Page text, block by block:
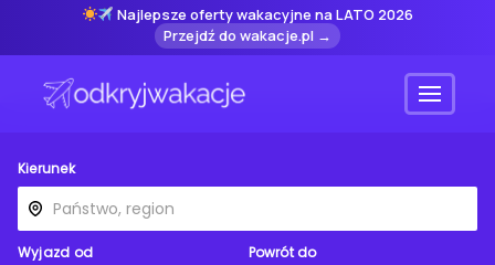
Najlepsze oferty wakacyjne na LATO 2026
Przejdź do wakacje.pl →
Menu
Kierunek
Wyjazd od Powrót do